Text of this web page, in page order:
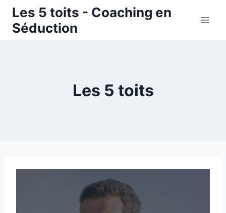
Aller
contenu
Les 5 toits - Coaching en
Séduction
Les 5 toits